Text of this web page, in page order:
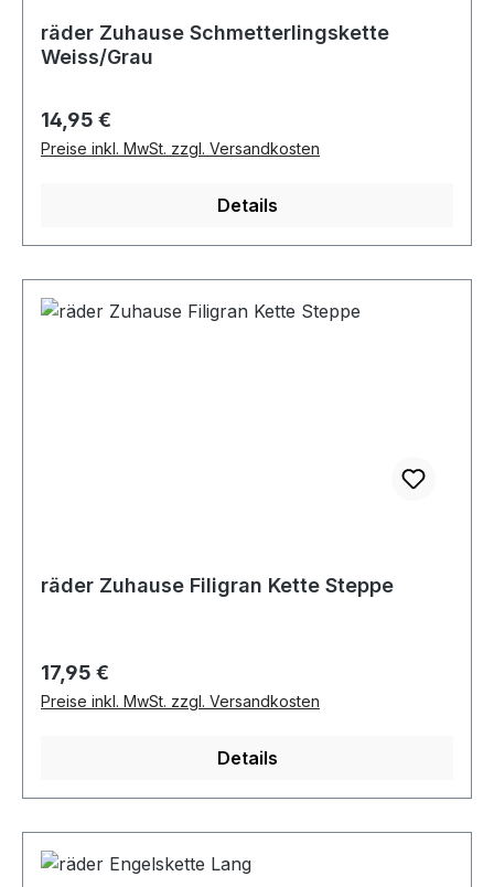
räder Zuhause Schmetterlingskette
Weiss/Grau
Regulärer Preis:
14,95 €
Preise inkl. MwSt. zzgl. Versandkosten
Details
räder Zuhause Filigran Kette Steppe
Regulärer Preis:
17,95 €
Preise inkl. MwSt. zzgl. Versandkosten
Details